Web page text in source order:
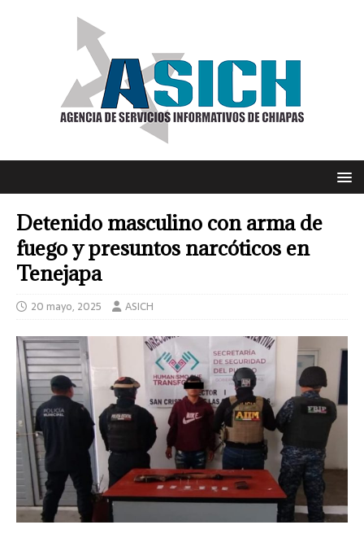
Detenido masculino con arma de
fuego y presuntos narcóticos en
Tenejapa
20 mayo, 2025 ASICH